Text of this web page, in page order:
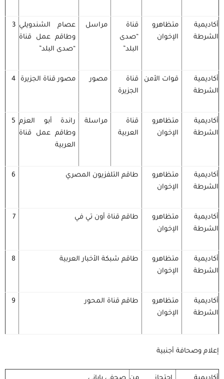
أكاديمية
الشرطة
متظاهرو
الإخوان
قناة
“صدى
البلد”
مراسل
عصام الشندويلي
وطاقم عمل قناة
“صدى البلد”
3
أكاديمية
الشرطة
قوات الأمن
قناة
الجزيرة
مصور مصور قناة الجزيرة 4
أكاديمية
الشرطة
متظاهرو
الإخوان
قناة
العربية
مراسلة
راندة أبو العزم
وطاقم عمل قناة
العربية
5
أكاديمية
الشرطة
متظاهرو
الإخوان
طاقم التلفزيون المصري 6
أكاديمية
الشرطة
متظاهرو
الإخوان
طاقم قناة أون تي في 7
أكاديمية
الشرطة
متظاهرو
الإخوان
طاقم شبكة الأخبار العربية 8
أكاديمية
الشرطة
متظاهرو
الإخوان
طاقم قناة المحور 9
إعلام وصحافة أجنبية